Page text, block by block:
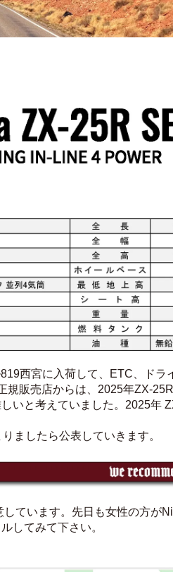
西宮に入荷して、ETC、ドラ
販売店からは、2025年ZX-
いと考えていました。2025年
ましたら公表していきます。
ています。先日も女性の方が
してみて下さい。